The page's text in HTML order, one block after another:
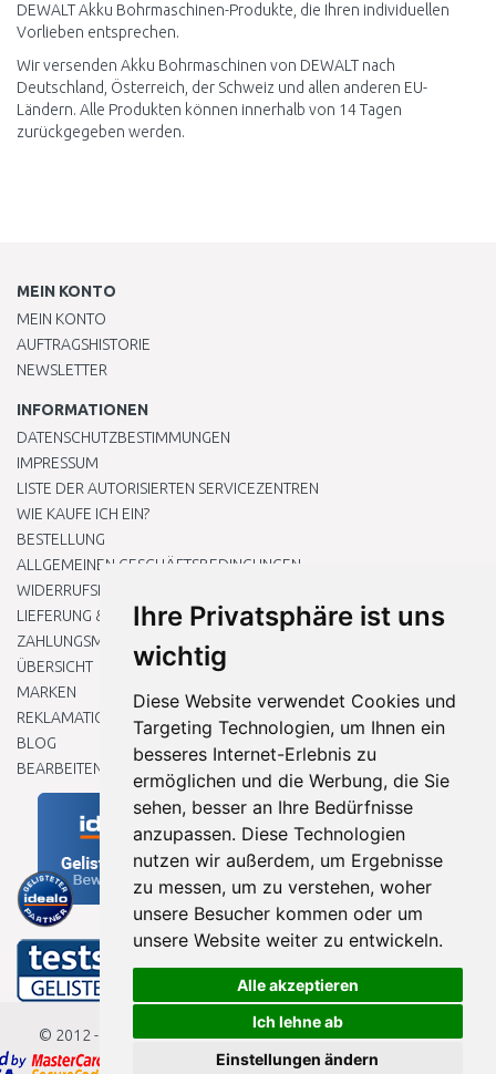
Ihre Privatsphäre ist uns
wichtig
Diese Website verwendet Cookies und
Targeting Technologien, um Ihnen ein
besseres Internet-Erlebnis zu
ermöglichen und die Werbung, die Sie
sehen, besser an Ihre Bedürfnisse
anzupassen. Diese Technologien
nutzen wir außerdem, um Ergebnisse
zu messen, um zu verstehen, woher
unsere Besucher kommen oder um
unsere Website weiter zu entwickeln.
Alle akzeptieren
Ich lehne ab
Einstellungen ändern
DEWALT Akku Bohrmaschinen-Produkte, die Ihren individuellen
Vorlieben entsprechen.
Wir versenden Akku Bohrmaschinen von DEWALT nach
Deutschland, Österreich, der Schweiz und allen anderen EU-
Ländern. Alle Produkten können innerhalb von 14 Tagen
zurückgegeben werden.
MEIN KONTO
MEIN KONTO
AUFTRAGSHISTORIE
NEWSLETTER
INFORMATIONEN
DATENSCHUTZBESTIMMUNGEN
IMPRESSUM
LISTE DER AUTORISIERTEN SERVICEZENTREN
WIE KAUFE ICH EIN?
BESTELLUNG
ALLGEMEINEN GESCHÄFTSBEDINGUNGEN
WIDERRUFSRECHT
LIEFERUNG & ZAHLUNG
ZAHLUNGSMETHODEN
ÜBERSICHT
MARKEN
REKLAMATIONEN UND RETOUREN
BLOG
BEARBEITEN SIE MEINE COOKIE-EINSTELLUNGEN
© 2012 - 2026Baumarkteu.de